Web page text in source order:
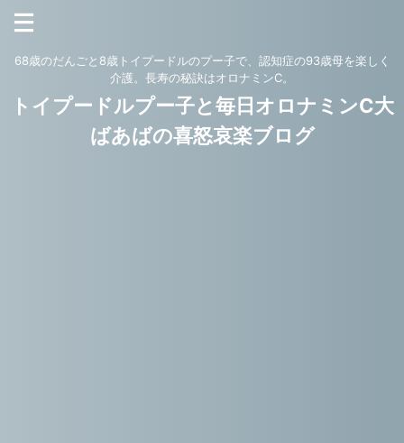
68歳のだんごと8歳トイプードルのプー子で、認知症の93歳母を楽しく
介護。長寿の秘訣はオロナミンC。
トイプードルプー子と毎日オロナミンC大
ばあばの喜怒哀楽ブログ